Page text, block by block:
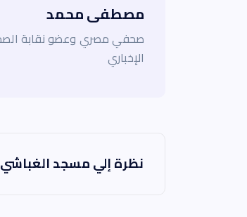
مصطفى محمد
صحفي مصري وعضو نقابة
الإخباري
نظرة إلي مسجد